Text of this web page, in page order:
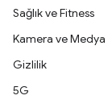
Sağlık ve Fitness
Kamera ve Medya
Gizlilik
5G